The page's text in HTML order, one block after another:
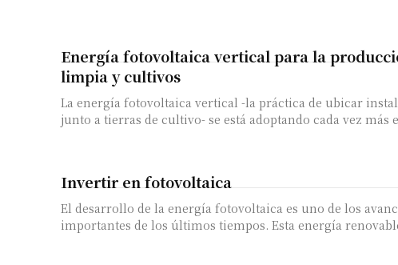
Energía fotovoltaica vertical para la
limpia y cultivos
La energía fotovoltaica vertical -la práctica de ubicar
junto a tierras de cultivo- se está adoptando cada vez más
Invertir en fotovoltaica
El desarrollo de la energía fotovoltaica es uno de los
importantes de los últimos tiempos. Esta energía